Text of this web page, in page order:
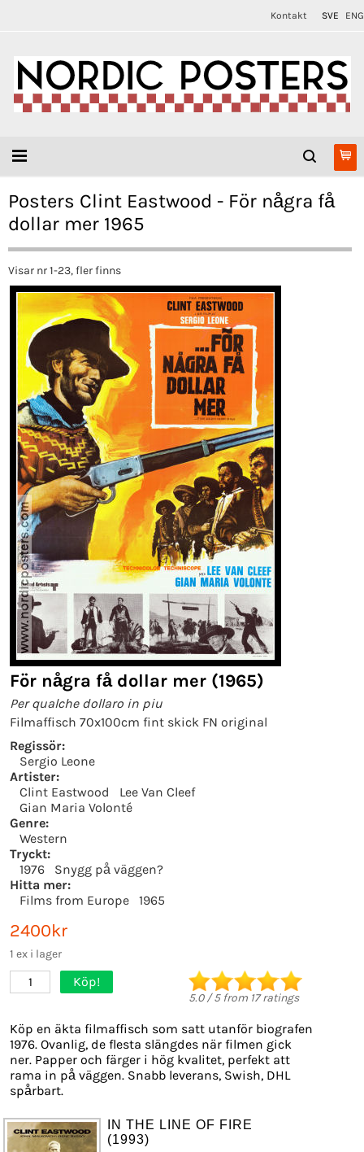
Kontakt SVE ENG
Posters Clint Eastwood - För några få
dollar mer 1965
Visar nr 1-23, fler finns
För några få dollar mer (1965)
Per qualche dollaro in piu
Filmaffisch 70x100cm fint skick FN original
Regissör:
Sergio Leone
Artister:
Clint Eastwood
Lee Van Cleef
Gian Maria Volonté
Genre:
Western
Tryckt:
1976
Snygg på väggen?
Hitta mer:
Films from Europe
1965
2400kr
1 ex i lager
1 Köp!
5.0/5from 17ratings
Köp en äkta filmaffisch som satt utanför biografen
1976. Ovanlig, de flesta slängdes när filmen gick
ner. Papper och färger i hög kvalitet, perfekt att
rama in på väggen. Snabb leverans, Swish, DHL
spårbart.
IN THE LINE OF FIRE
(1993)